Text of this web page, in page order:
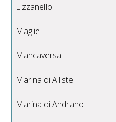
Lizzanello
Maglie
Mancaversa
Marina di Alliste
Marina di Andrano